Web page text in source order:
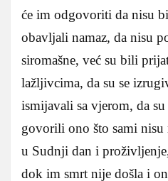
će im odgovoriti da nisu
obavljali namaz, da nisu
siromašne, već su bili
lažljivcima, da su se
ismijavali sa vjerom, da
govorili ono što sami
u Sudnji dan i
dok im smrt nije došla i